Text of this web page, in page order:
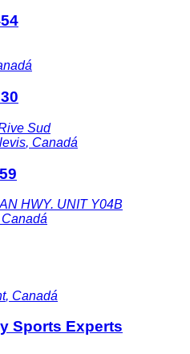
Sud
, Canadá
HWY. UNIT Y04B
Canadá
, Canadá
Sports Experts